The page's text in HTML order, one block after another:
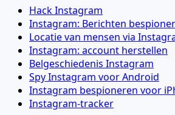
Hack Instagram
Instagram: Berichten
Locatie van mensen via
Instagram: account herstellen
Belgeschiedenis Instagram
Spy Instagram voor Android
Instagram bespioneren voor
Instagram-tracker